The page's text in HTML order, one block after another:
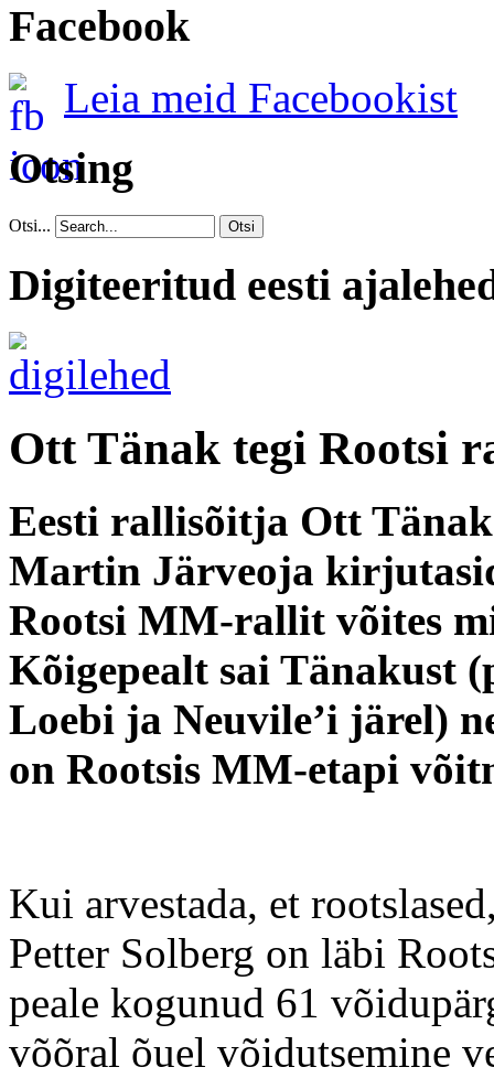
Facebook
Leia meid Facebookist
Otsing
Otsi... Otsi
Digiteeritud eesti
Ott Tänak tegi Rootsi
Eesti rallisõitja Ott
Martin Järveoja
Rootsi MM-rallit võites
Kõigepealt sai Tänakust
Loebi ja Neuvile’i järel)
on Rootsis MM-etapi
Kui arvestada, et
Petter Solberg on läbi
peale kogunud 61
võõral õuel võidutsemine